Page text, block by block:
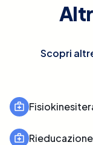
Scopri